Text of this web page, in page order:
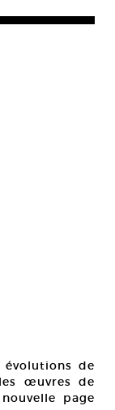
de
œuvres de
page